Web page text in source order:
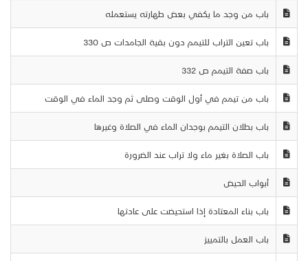
باب من وجد ما يكفي بعض طهارته يستعمله
باب تعين التراب للتيمم دون بقية الجامدات ص 330
باب صفة التيمم ص 332
باب من تيمم في أول الوقت وصلى ثم وجد الماء في الوقت
باب بطلان التيمم بوجدان الماء في الصلاة وغيرها
باب الصلاة بغير ماء ولا تراب عند الضرورة
أبواب الحيض
باب بناء المعتادة إذا استحيضت على عادتها
باب العمل بالتمييز